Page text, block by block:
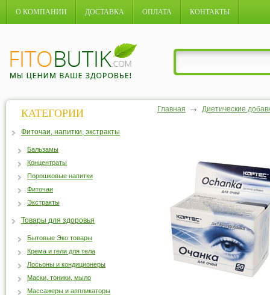
О КОМПАНИИ ДОСТАВКА ОПЛАТА КОНТАКТЫ
Главная Диетические
КАТЕГОРИИ
Фиточаи, напитки, экстракты
Бальзамы
Концентраты
Порошковые напитки
Фиточаи
Экстракты
Товары для здоровья
Бытовые Эко товары
Крема и гели для тела
Лосьоны и кондиционеры
Маски, тоники, мыло
Массажеры и аппликаторы